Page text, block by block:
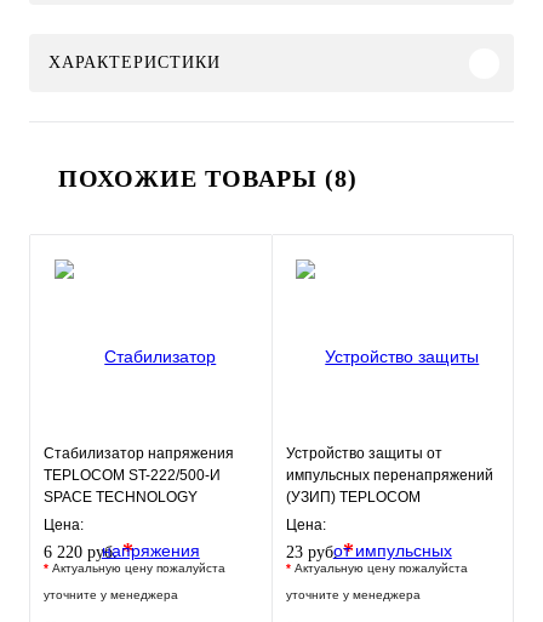
ХАРАКТЕРИСТИКИ
ПОХОЖИЕ ТОВАРЫ (8)
Стабилизатор напряжения
TEPLOCOM ST-222/500-И
SPACE TECHNOLOGY
Цена:
6 220 руб.*
* Актуальную цену пожалуйста
уточните у менеджера
Устройство защиты от
импульсных перенапряжений
(УЗИП) TEPLOCOM
АЛЬБАТРОС 220/1000-АС
Цена:
23 руб.*
* Актуальную цену пожалуйста
уточните у менеджера